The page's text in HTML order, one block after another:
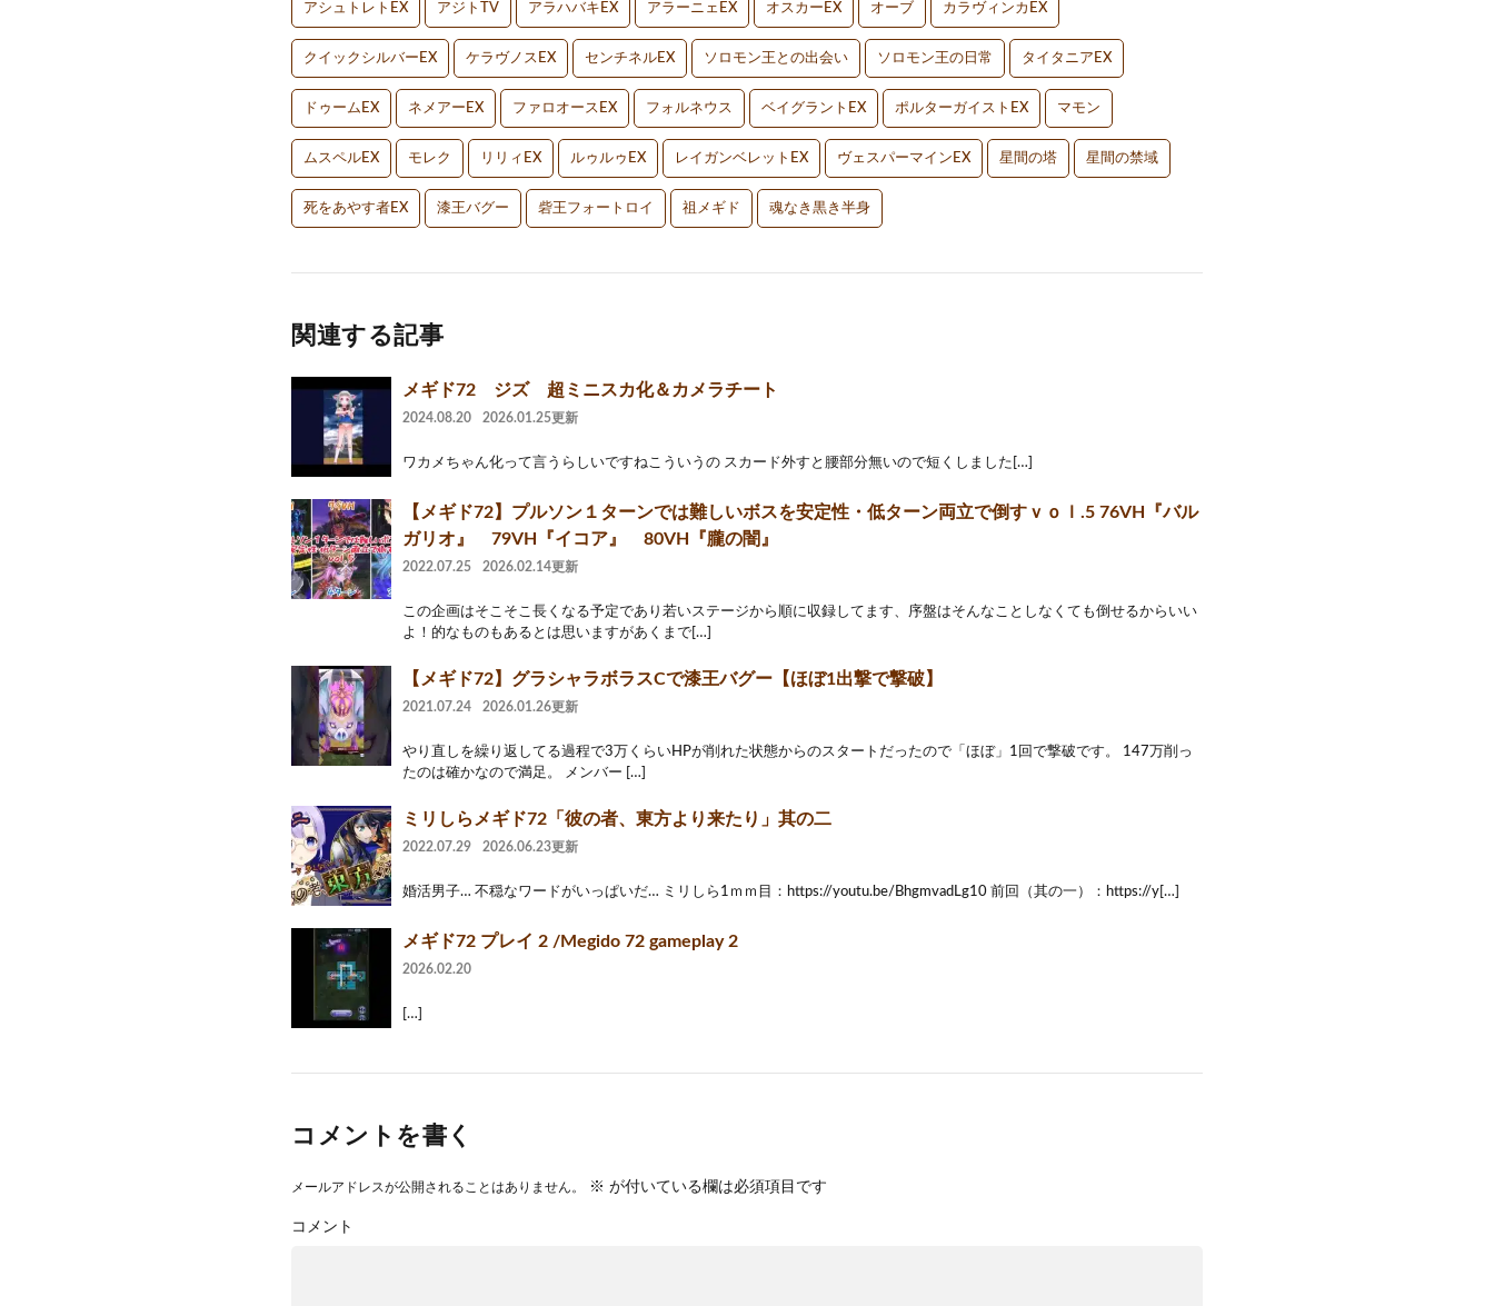
アシュトレトEX アジトTV アラハバキEX アラーニェEX オスカーEX オーブ カラヴィンカEX
クイックシルバーEX ケラヴノスEX センチネルEX ソロモン王との出会い ソロモン王の日常 タイタニアEX
ドゥームEX ネメアーEX ファロオースEX フォルネウス ベイグラントEX ポルターガイストEX マモン
ムスペルEX モレク リリィEX ルゥルゥEX レイガンベレットEX ヴェスパーマインEX 星間の塔 星間の禁域
死をあやす者EX 漆王バグー 砦王フォートロイ 祖メギド 魂なき黒き半身
関連する記事
メギド72 ジズ 超ミニスカ化＆カメラチート
2024.08.20 2026.01.25更新
ワカメちゃん化って言うらしいですねこういうの スカード外すと腰部分無いので短くしました[…]
【メギド72】プルソン１ターンでは難しいボスを安定性・低ターン両立で倒すｖｏｌ.5 76VH『バル
ガリオ』 79VH『イコア』 80VH『朧の闇』
2022.07.25 2026.02.14更新
この企画はそこそこ長くなる予定であり若いステージから順に収録してます、序盤はそんなことしなくても倒せるからいい
よ！的なものもあるとは思いますがあくまで[…]
【メギド72】グラシャラボラスCで漆王バグー【ほぼ1出撃で撃破】
2021.07.24 2026.01.26更新
やり直しを繰り返してる過程で3万くらいHPが削れた状態からのスタートだったので「ほぼ」1回で撃破です。 147万削っ
たのは確かなので満足。 メンバー […]
ミリしらメギド72「彼の者、東方より来たり」其の二
2022.07.29 2026.06.23更新
婚活男子… 不穏なワードがいっぱいだ… ミリしら1ｍｍ目：https://youtu.be/BhgmvadLg10 前回（其の一）：https://y[…]
メギド72 プレイ 2 /Megido 72 gameplay 2
2026.02.20
[…]
コメントを書く
メールアドレスが公開されることはありません。 ※ が付いている欄は必須項目です
コメント